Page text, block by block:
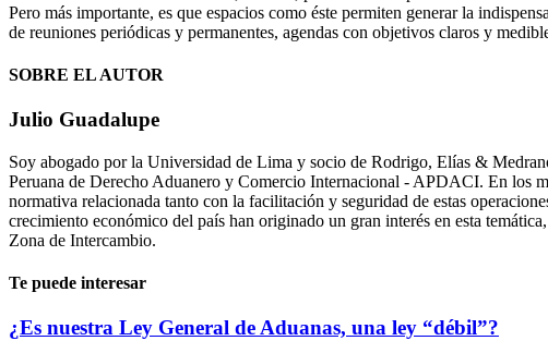
Pero más importante, es que espacios como éste permiten generar la
de reuniones periódicas y permanentes, agendas con objetivos claros y
SOBRE EL AUTOR
Julio Guadalupe
Soy abogado por la Universidad de Lima y socio de Rodrigo, Elías &
Peruana de Derecho Aduanero y Comercio Internacional - APDACI. En los
normativa relacionada tanto con la facilitación y seguridad de estas
crecimiento económico del país han originado un gran interés en esta
Zona de Intercambio.
Te puede interesar
¿Es nuestra Ley General de Aduanas, una ley “débil”?